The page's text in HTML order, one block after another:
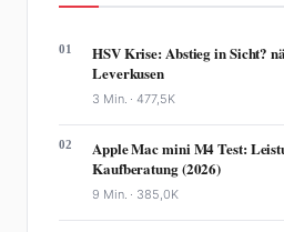
01
HSV Krise: Abstieg in Sicht?
Leverkusen
3 Min. ·477,5K
02
Apple Mac mini M4 Test:
Kaufberatung (2026)
9 Min. · 385,0K